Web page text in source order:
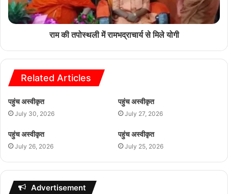
राम की तपोस्थली में रामभद्राचार्य से मिले योगी
Related Articles
पहुंच अस्वीकृत
July 30, 2026
पहुंच अस्वीकृत
July 27, 2026
पहुंच अस्वीकृत
July 26, 2026
पहुंच अस्वीकृत
July 25, 2026
Advertisement